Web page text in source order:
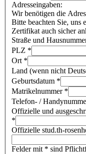
Adresseingaben:
Wir benötigen die
Bitte beachten Sie, uns
Zertifikat auch sicher
Straße und
PLZ *
Ort *
Land (wenn nicht
Geburtsdatum *
Matrikelnummer*
Telefon- /
Offizielle und
*
Offizielle stud.th-
Felder mit * sind